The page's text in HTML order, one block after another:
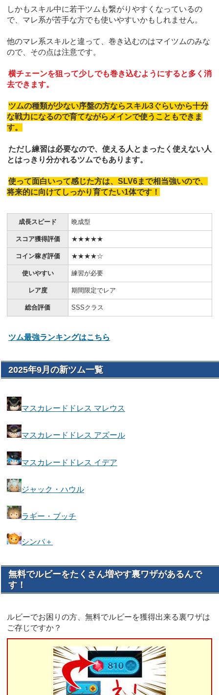
しかもスキル中に若干ツムも繋がりやすくなっているの
で、マレ系が苦手な方でも使いやすいかもしれません。
他のマレ系スキルと違って、巻き込むのはマイツムのみな
ので、その点は注意です。
横チェーンを狙って少しでも巻き込むようにすると多く消
去できます。
ツムの種類が少ない序盤の方ならスキル3ぐらいから十分
な戦力になるので育てながらメインで使うこともできま
す。
ただし練習は必要なので、使える人とまったく使えない人
とはっきり分かれるツムでもあります。
使って面白いって感じた方は、SLV6まで相当強いので、
将来的に向けてしっかり育てたい1体です！
成長スピード 晩成型
スコア獲得評価 ★★★★★
コイン稼ぎ評価 ★★★★☆
使いやすい 練習が必要
レア度 期間限定でレア
総合評価 SSSクラス
ツム最強ランキングはこちら
2025年9月の新ツム一覧
マスカレードドレス マレウス
マスカレードドレス アズール
マスカレードドレス イデア
ジャック・ハウル
ラギー・ブッチ
シンバ＋
無料でルビーをたくさん増やす裏ワザがあるんで
す！
ルビーでお困りの方、無料でルビーを獲得出来る裏ワザは
ご存じですか？